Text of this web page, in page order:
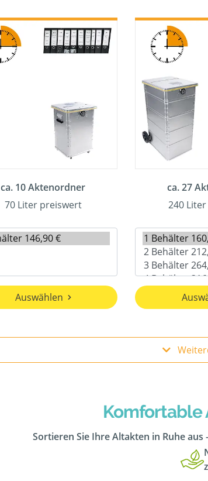
ca. 10 Aktenordner
70 Liter preiswert
Auswählen
ca. 27
240
Komfortable
Sortieren Sie Ihre Altakten in Ruhe